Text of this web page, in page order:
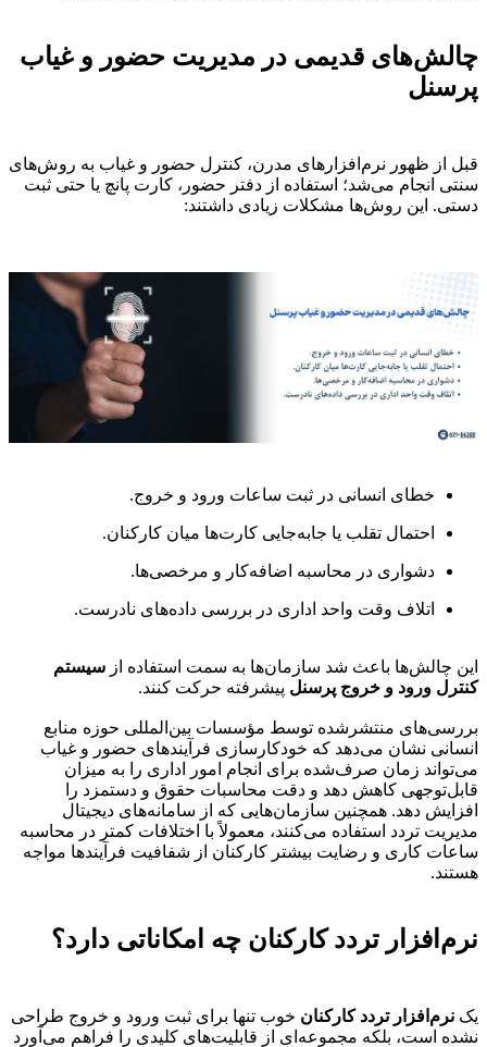
چالش‌های قدیمی در مدیریت حضور و غیاب
پرسنل
قبل از ظهور نرم‌افزارهای مدرن، کنترل حضور و غیاب به روش‌های
سنتی انجام می‌شد؛ استفاده از دفتر حضور، کارت پانچ یا حتی ثبت
دستی. این روش‌ها مشکلات زیادی داشتند:
خطای انسانی در ثبت ساعات ورود و خروج.
احتمال تقلب یا جابه‌جایی کارت‌ها میان کارکنان.
دشواری در محاسبه اضافه‌کار و مرخصی‌ها.
اتلاف وقت واحد اداری در بررسی داده‌های نادرست.
این چالش‌ها باعث شد سازمان‌ها به سمت استفاده از سیستم
کنترل ورود و خروج پرسنل پیشرفته حرکت کنند.
بررسی‌های منتشرشده توسط مؤسسات بین‌المللی حوزه منابع
انسانی نشان می‌دهد که خودکارسازی فرآیندهای حضور و غیاب
می‌تواند زمان صرف‌شده برای انجام امور اداری را به میزان
قابل‌توجهی کاهش دهد و دقت محاسبات حقوق و دستمزد را
افزایش دهد. همچنین سازمان‌هایی که از سامانه‌های دیجیتال
مدیریت تردد استفاده می‌کنند، معمولاً با اختلافات کمتر در محاسبه
ساعات کاری و رضایت بیشتر کارکنان از شفافیت فرآیندها مواجه
هستند.
نرم‌افزار تردد کارکنان چه امکاناتی دارد؟
یک نرم‌افزار تردد کارکنان خوب تنها برای ثبت ورود و خروج طراحی
نشده است، بلکه مجموعه‌ای از قابلیت‌های کلیدی را فراهم می‌آورد